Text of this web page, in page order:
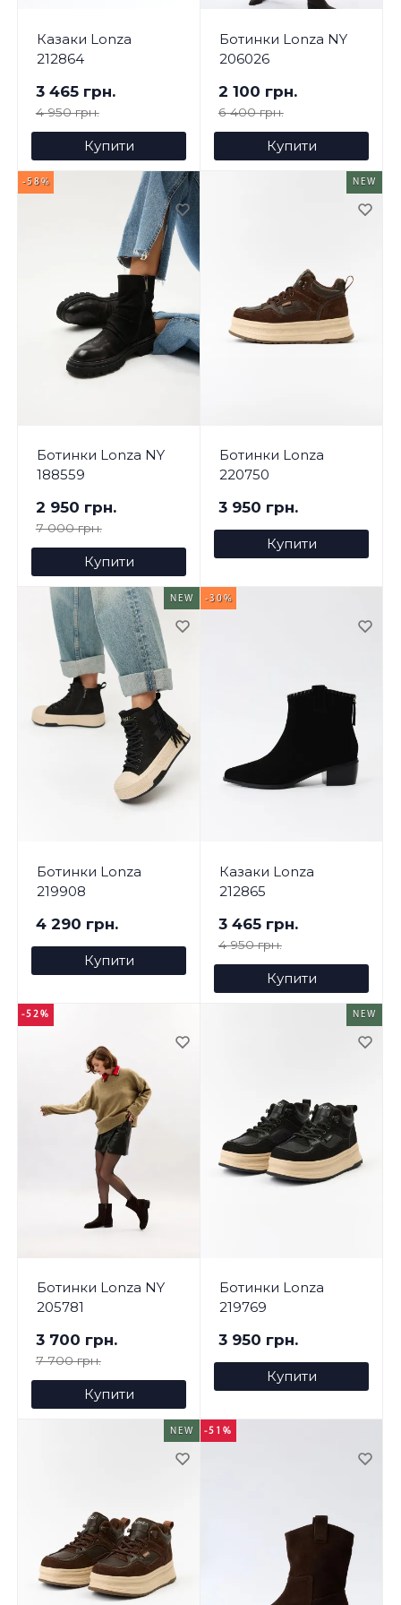
Казаки Lonza
212864
3 465 грн.
4 950 грн.
Купити
Ботинки Lonza NY
206026
2 100 грн.
6 400 грн.
Купити
-58%
Ботинки Lonza NY
188559
2 950 грн.
7 000 грн.
Купити
NEW
Ботинки Lonza
220750
3 950 грн.
Купити
NEW
Ботинки Lonza
219908
4 290 грн.
Купити
-30%
Казаки Lonza
212865
3 465 грн.
4 950 грн.
Купити
-52%
Ботинки Lonza NY
205781
3 700 грн.
7 700 грн.
Купити
NEW
Ботинки Lonza
219769
3 950 грн.
Купити
NEW -51%